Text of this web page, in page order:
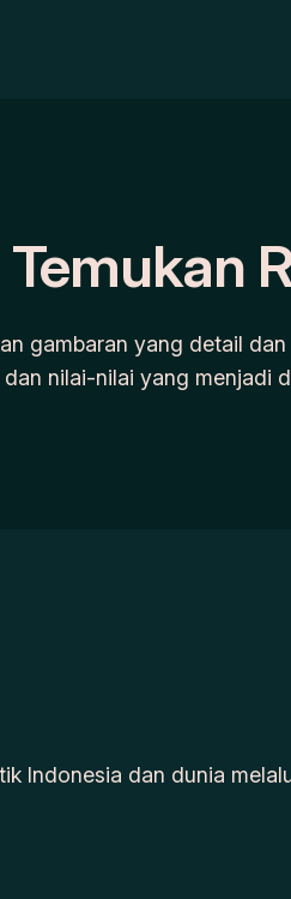
Temukan
gambaran yang detail
nilai-nilai yang menjadi
Indonesia dan dunia